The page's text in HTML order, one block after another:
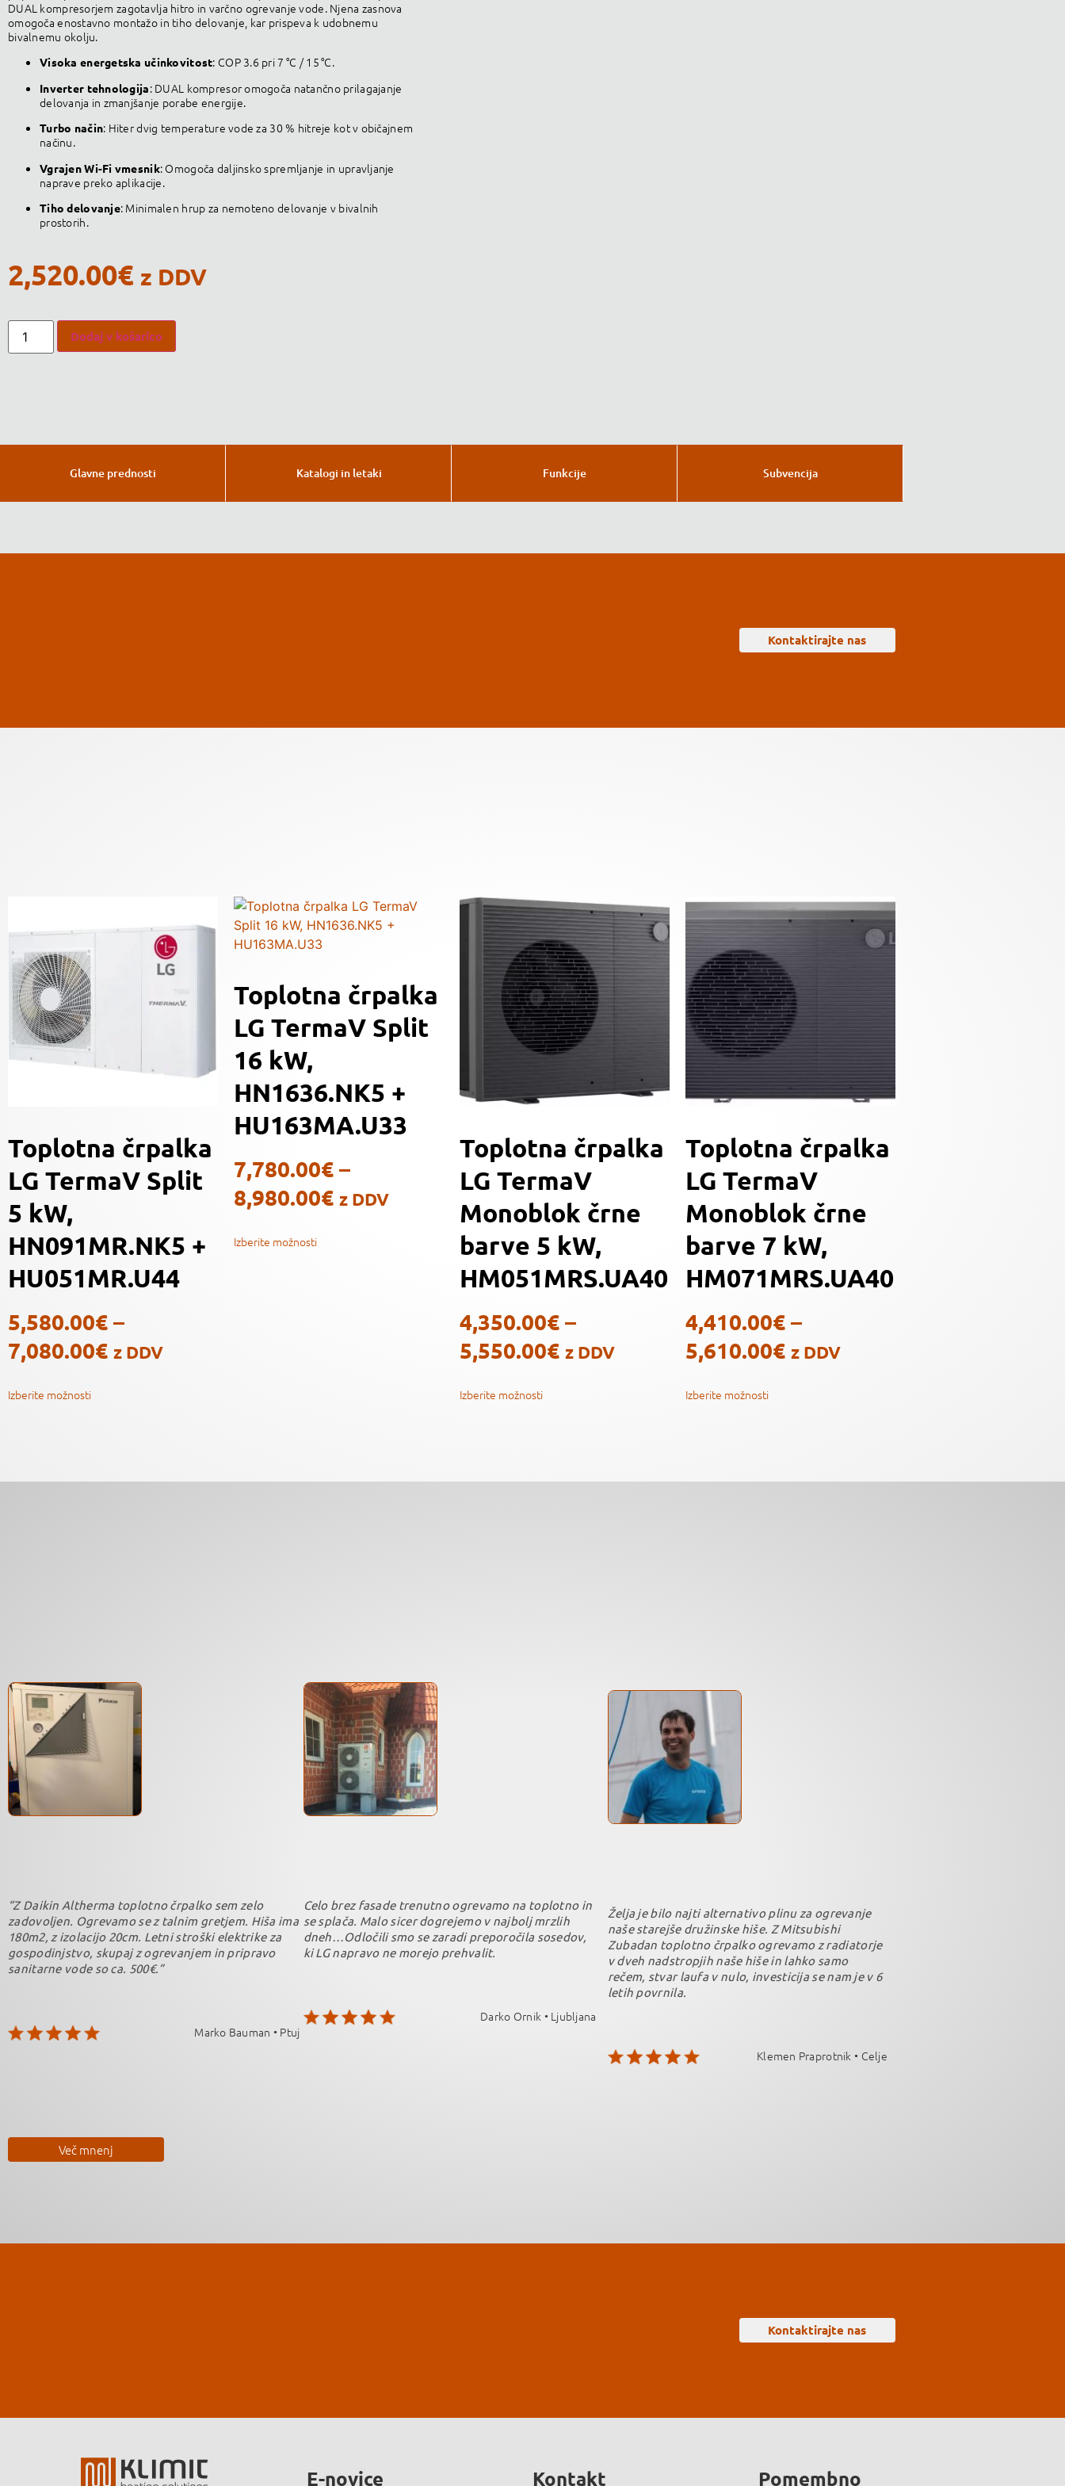
DUAL kompresorjem zagotavlja hitro in varčno ogrevanje vode. Njena zasnova
omogoča enostavno montažo in tiho delovanje, kar prispeva k udobnemu
bivalnemu okolju.
Visoka energetska učinkovitost: COP 3.6 pri 7 °C / 15 °C.
Inverter tehnologija: DUAL kompresor omogoča natančno prilagajanje
delovanja in zmanjšanje porabe energije.
Turbo način: Hiter dvig temperature vode za 30 % hitreje kot v običajnem
načinu.
Vgrajen Wi-Fi vmesnik: Omogoča daljinsko spremljanje in upravljanje
naprave preko aplikacije.
Tiho delovanje: Minimalen hrup za nemoteno delovanje v bivalnih
prostorih.
2,520.00€ z DDV
Dodaj v košarico
Glavne prednosti Katalogi in letaki Funkcije Subvencija
Kontaktirajte nas
Toplotna črpalka
LG TermaV Split
5 kW,
HN091MR.NK5 +
HU051MR.U44
5,580.00€ –
7,080.00€ z DDV
Izberite možnosti
Toplotna črpalka
LG TermaV Split
16 kW,
HN1636.NK5 +
HU163MA.U33
7,780.00€ –
8,980.00€ z DDV
Izberite možnosti
Toplotna črpalka
LG TermaV
Monoblok črne
barve 5 kW,
HM051MRS.UA40
4,350.00€ –
5,550.00€ z DDV
Izberite možnosti
Toplotna črpalka
LG TermaV
Monoblok črne
barve 7 kW,
HM071MRS.UA40
4,410.00€ –
5,610.00€ z DDV
Izberite možnosti
“Z Daikin Altherma toplotno črpalko sem zelo
zadovoljen. Ogrevamo se z talnim gretjem. Hiša ima
180m2, z izolacijo 20cm. Letni stroški elektrike za
gospodinjstvo, skupaj z ogrevanjem in pripravo
sanitarne vode so ca. 500€.”
Marko Bauman • Ptuj
Celo brez fasade trenutno ogrevamo na toplotno in
se splača. Malo sicer dogrejemo v najbolj mrzlih
dneh…Odločili smo se zaradi preporočila sosedov,
ki LG napravo ne morejo prehvalit.
Darko Ornik • Ljubljana
Želja je bilo najti alternativo plinu za ogrevanje
naše starejše družinske hiše. Z Mitsubishi
Zubadan toplotno črpalko ogrevamo z radiatorje
v dveh nadstropjih naše hiše in lahko samo
rečem, stvar laufa v nulo, investicija se nam je v 6
letih povrnila.
Klemen Praprotnik • Celje
Več mnenj
Kontaktirajte nas
E-novice Kontakt Pomembno